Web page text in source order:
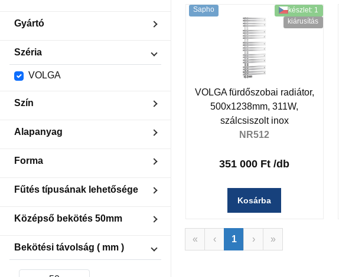
Készleten
Kiárusítás
Gyártó
Sapho
Széria
VOLGA
Szín
Alapanyag
Forma
E-forma
Fűtés típusának lehetősége
Elektromos fűtés
Kombinált fűtés -
Központi fűtés
Középső bekötés 50mm
Aszimmetrikus ( oldalra )
Bekötési távolság ( mm )
Sapho
készlet: 1
kiárusítás
VOLGA fürdőszobai radiátor,
500x1238mm, 311W,
szálcsiszolt inox
NR512
351 000 Ft /db
Kosárba
« ‹ 1 › »